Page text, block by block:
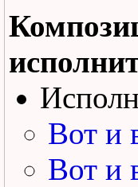
Вот и
Вот и